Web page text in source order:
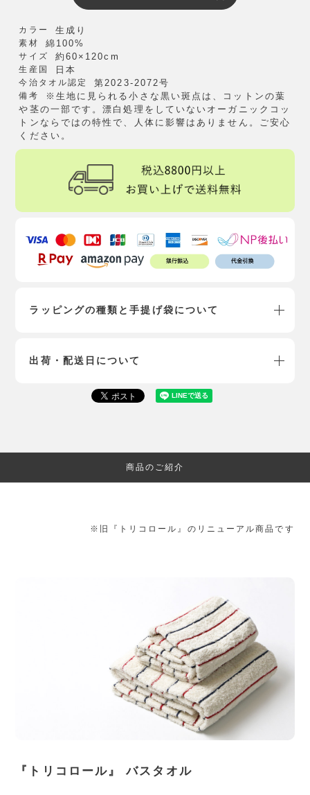
カラー 生成り
素材 綿100%
サイズ 約60×120cm
生産国 日本
今治タオル認定 第2023-2072号
備考
※生地に見られる小さな黒い斑点は、コットンの葉
や茎の一部です。漂白処理をしていないオーガニックコッ
トンならではの特性で、人体に影響はありません。ご安心
ください。
ラッピングの種類と手提げ袋について
出荷・配送日について
商品のご紹介
※旧『トリコロール』のリニューアル商品です
『トリコロール』 バスタオル